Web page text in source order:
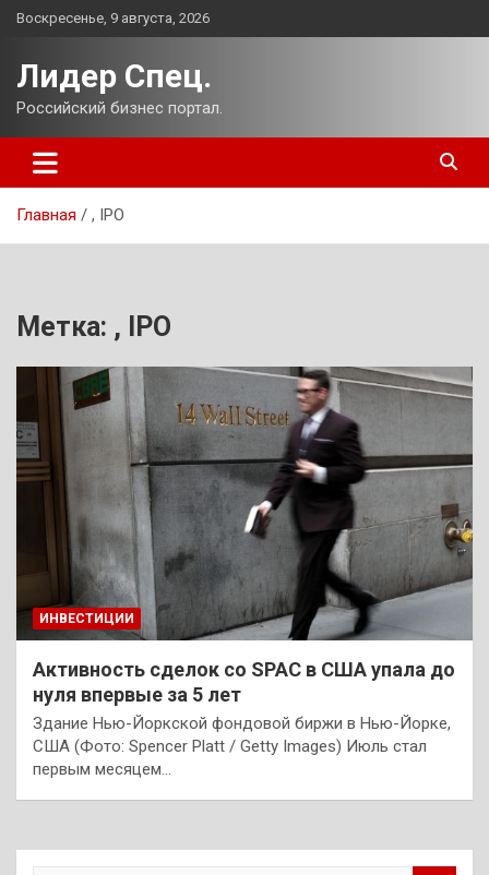
Перейти
Воскресенье, 9 августа, 2026
Лидер Спец.
Российский бизнес портал.
Главная , IPO
Метка: , IPO
ИНВЕСТИЦИИ
Активность сделок со SPAC в США упала до
нуля впервые за 5 лет
Здание Нью-Йоркской фондовой биржи в Нью-Йорке,
США (Фото: Spencer Platt / Getty Images) Июль стал
первым месяцем…